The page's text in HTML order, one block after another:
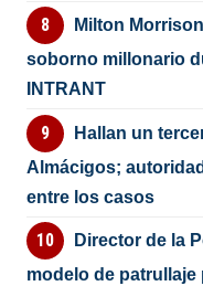
Milton
soborno millonario
INTRANT
Hallan un
Almácigos;
entre los casos
Director de la
modelo de